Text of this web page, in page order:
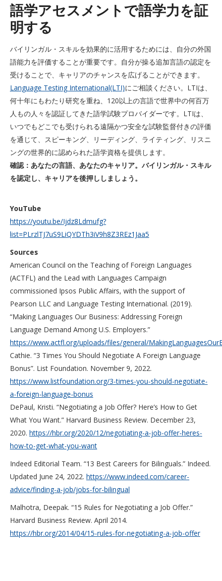
語学アセスメントで語学力を証
明する
バイリンガル・スキルを効果的に活用するためには、自分の外国
語能力を評価することが重要です。自分が操る追加言語の認定を
受けることで、キャリアのチャンスを広げることができます。
Language Testing International(LTI)にご相談ください。LTIは、
何十年にもわたり研究を重ね、120以上の言語で世界中の何百万
人もの人々を認証してきた語学試験プロバイダーです。LTIは、
いつでもどこでも受けられる遠隔かつ安全な試験監督付きの評価
を通じて、スピーキング、リーディング、ライティング、リスニ
ングの世界的に認められた語学資格を提供します。
確認：あなたの言語、あなたのキャリア。バイリンガル・スキル
を認定し、キャリアを後押ししましょう。
YouTube
https://youtu.be/Ijdz8Ldmufg?
list=PLrzlTJ7uS9LiQYDTh3iV9h8Z3REz1Jaa5
Sources
American Council on the Teaching of Foreign Languages
(ACTFL) and the Lead with Languages Campaign
commissioned Ipsos Public Affairs, with the support of
Pearson LLC and Language Testing International. (2019).
“Making Languages Our Business: Addressing Foreign
Language Demand Among U.S. Employers.”
https://www.actfl.org/uploads/files/general/
Cathie. “3 Times You Should Negotiate A Foreign Language
Bonus”. List Foundation. November 9, 2022.
https://www.listfoundation.org/3-times-you-should-negotiate-
a-foreign-language-bonus
DePaul, Kristi. “Negotiating a Job Offer? Here’s How to Get
What You Want.” Harvard Business Review. December 23,
2020. https://hbr.org/2020/12/negotiating-a-job-offer-heres-
how-to-get-what-you-want
Indeed Editorial Team. “13 Best Careers for Bilinguals.” Indeed.
Updated June 24, 2022. https://www.indeed.com/career-
advice/finding-a-job/jobs-for-bilingual
Malhotra, Deepak. “15 Rules for Negotiating a Job Offer.”
Harvard Business Review. April 2014.
https://hbr.org/2014/04/15-rules-for-negotiating-a-job-offer